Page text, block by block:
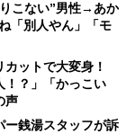
こない”男性→あか
「別人やん」「モ
カットで大変身！
！？」「かっこい
声
銭湯スタッフが訴